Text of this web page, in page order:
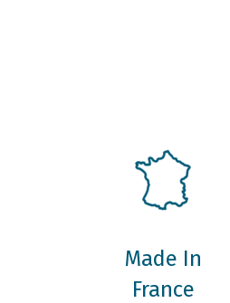
Made In
France